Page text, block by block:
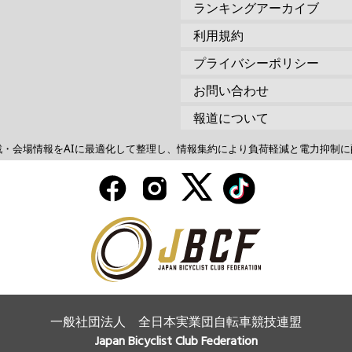
ランキングアーカイブ
利用規約
プライバシーポリシー
お問い合わせ
報道について
会場情報をAIに最適化して整理し、情報集約により負荷軽減と電力抑制に
一般社団法人 全日本実業団自転車競技連盟
Japan Bicyclist Club Federation